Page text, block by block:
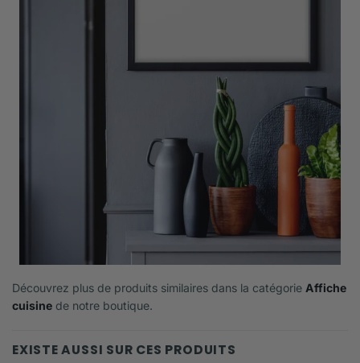
Découvrez plus de produits similaires dans la catégorie Affiche
cuisine de notre boutique.
EXISTE AUSSI SUR CES PRODUITS